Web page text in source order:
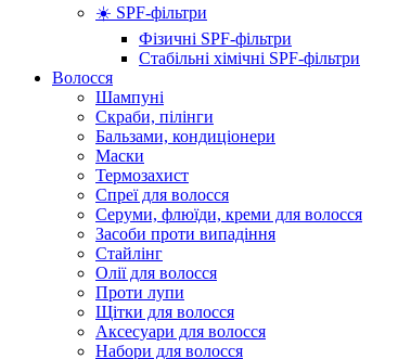
☀️ SPF-фільтри
Фізичні SPF-фільтри
Стабільні хімічні SPF-фільтри
Волосся
Шампуні
Скраби, пілінги
Бальзами, кондиціонери
Маски
Термозахист
Спреї для волосся
Серуми, флюїди, креми для волосся
Засоби проти випадіння
Стайлінг
Олії для волосся
Проти лупи
Щітки для волосся
Аксесуари для волосся
Набори для волосся